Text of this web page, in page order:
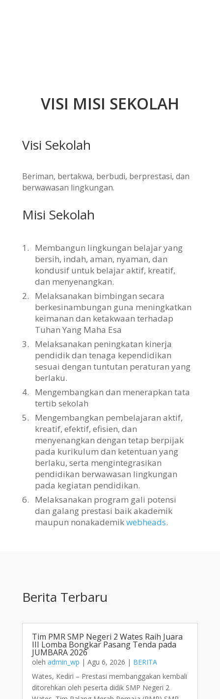
VISI MISI SEKOLAH
Visi Sekolah
Beriman, bertakwa, berbudi, berprestasi, dan
berwawasan lingkungan.
Misi Sekolah
1.
Membangun lingkungan belajar yang
bersih, indah, aman, nyaman, dan
kondusif untuk belajar aktif, kreatif,
dan menyenangkan.
2.
Melaksanakan bimbingan secara
berkesinambungan guna meningkatkan
keimanan dan ketakwaan terhadap
Tuhan Yang Maha Esa
3.
Melaksanakan peningkatan kinerja
pendidik dan tenaga kependidikan
sesuai dengan tuntutan peraturan yang
berlaku.
4.
Mengembangkan dan menerapkan tata
tertib sekolah
5.
Mengembangkan pembelajaran aktif,
kreatif, efektif, efisien, dan
menyenangkan dengan tetap berpijak
pada kurikulum dan ketentuan yang
berlaku, serta mengintegrasikan
pendidikan berwawasan lingkungan
pada kegiatan pendidikan.
6.
Melaksanakan program gali potensi
dan galang prestasi baik akademik
maupun nonakademikwebheads.
Berita Terbaru
Tim PMR SMP Negeri 2 Wates Raih Juara
III Lomba Bongkar Pasang Tenda pada
JUMBARA 2026
oleh admin_wp | Agu 6, 2026 | BERITA
Wates, Kediri – Prestasi membanggakan kembali
ditorehkan oleh peserta didik SMP Negeri 2